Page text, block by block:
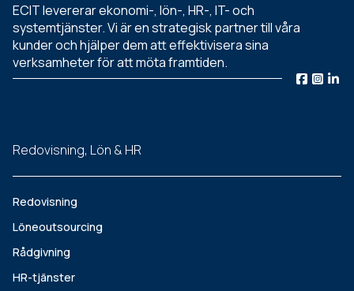
ECIT levererar ekonomi-, lön-, HR-, IT- och
systemtjänster. Vi är en strategisk partner till våra
kunder och hjälper dem att effektivisera sina
verksamheter för att möta framtiden.
Redovisning, Lön & HR
Redovisning
Löneoutsourcing
Rådgivning
HR-tjänster